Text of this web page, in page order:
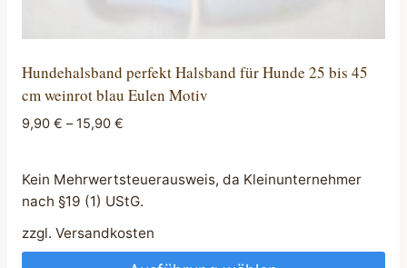
Hundehalsband perfekt Halsband für Hunde 25 bis 45
cm weinrot blau Eulen Motiv
9,90 € –15,90 €
Kein Mehrwertsteuerausweis, da Kleinunternehmer
nach §19 (1) UStG.
zzgl. Versandkosten